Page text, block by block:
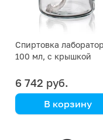
Спиртовка
100 мл, с крышкой
6 742 руб.
В корзину